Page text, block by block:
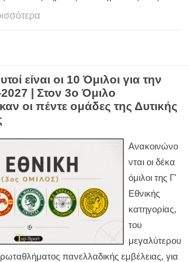
είναι οι 10 Όμιλοι για την
| Στον 3ο Όμιλο
οι πέντε ομάδες της Δυτικής
Ανακοινώνο
νται οι δέκα
όμιλοι της Γ'
Εθνικής
κατηγορίας,
του
μεγαλύτερου
πανελλαδικής εμβέλειας, για